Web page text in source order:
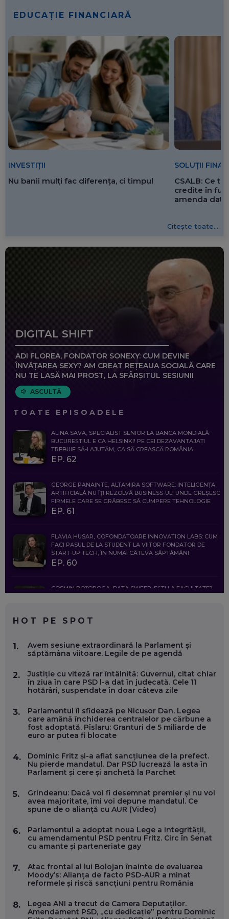
EDUCAȚIE FINANCIARĂ
INVESTIȚII
Nu banii mulți fac diferența, ci timpul
SOLUȚII
CSALB: Ce
credite în
amenda
Citește toate...
DIGITAL SHIFT
ADI FLOREA, FONDATOR SONEXY: CUM DEVINE
ÎNVĂȚAREA SEXY? AM CREAT REȚEAUA SOCIALĂ CARE
NU TE LASĂ MAI PROST, LA SFÂRȘITUL SESIUNII
ASCULTĂ
TOATE EPISOADELE
ALINA SAVA, SPECIALIST SENIOR LA BANCA MONDIALĂ:
BUCUREȘTIUL E CA HELSINKI! PE CEI DEZAVANTAJAȚI
TREBUIE SĂ-I AJUTĂM, CA SĂ CREASCĂ ROMÂNIA
EP. 62
GEORGE PANAINTE, ALTAMIRA SOFTWARE: INTELIGENȚA
ARTIFICIALĂ NU ÎȚI REZOLVĂ BUSINESS-UL! UNDE GREȘESC
FIRMELE CARE SE GRĂBESC SĂ CUMPERE TEHNOLOGIE
EP. 61
FLAVIA HUSAR, COFONDATOARE INNOVATION LABS: CUM
FACI PASUL DE LA STUDENT LA VIITOR FONDATOR DE
START-UP TECH, ÎN NUMAI CÂTEVA SĂPTĂMÂNI
EP. 60
COSMIN BOȚOROGA, DATA SWEEP: EȘTI LA FACULTATE?
FOLOSEȘTI TEHNOLOGIA CA SĂ FII MAI BUN LA JOB. ȘI CUM
SE VA SCHIMBA MUNCA, ÎN URMĂTORII ANI
MARIUS PAȘCULEA, COFONDATOR AL KULTH: CUM
CĂTRE ARTĂ, LA NIVEL GLOBAL
EP. 57
EFICIENT VIAȚA ONLINE. ȘI CARE SUNT PRIMII PAȘI ÎNTR-O
CARIERĂ DE „HACKER CU PERMIS”
EP. 56
DOINA VÎLCEANU, CONTENTSPEED: VREI SUCCES ONLINE?
ÎNVAȚĂ AEO ȘI GEO!
OLIVIU MATEI, HOLISUN: SOFTWARE DE LA CLUJ PENTRU
VERTICALE FĂRĂ PĂMÂNT
EP. 54
VALENTIN VANCEA, CEO AL PATRIA BANK: AUTOMATIZĂM
PROCESE, DAR CE FACEM CÂND PICĂ BAZA DE DATE, LA
INSTITUȚIILE STATULUI?
HOT PE SPOT
1.
Avem sesiune extraordinară la Parlament și
săptămâna viitoare. Legile de pe agendă
2.
Justiție cu viteză rar întâlnită: Guvernul, citat chiar
în ziua în care PSD l-a dat în judecată. Cele 11
hotărâri, suspendate în doar câteva zile
3.
Parlamentul îl sfidează pe Nicușor Dan. Legea
care amână închiderea centralelor pe cărbune a
fost adoptată. Pîslaru: Granturi de 5 miliarde de
euro ar putea fi blocate
4.
Dominic Fritz și-a aflat sancțiunea de la prefect.
Nu pierde mandatul. Dar PSD lucrează la asta în
Parlament și cere și anchetă la Parchet
5.
Grindeanu: Dacă voi fi desemnat premier și nu voi
avea majoritate, îmi voi depune mandatul. Ce
spune de o alianță cu AUR (Video)
6.
Parlamentul a adoptat noua Lege a integrității,
cu amendamentul PSD pentru Fritz. Circ în Senat
cu amante și parteneriate gay
7.
Atac frontal al lui Bolojan înainte de evaluarea
Moody’s: Alianța de facto PSD-AUR a minat
reformele și riscă sancțiuni pentru România
8.
Legea ANI a trecut de Camera Deputaților.
Amendament PSD, „cu dedicație” pentru Dominic